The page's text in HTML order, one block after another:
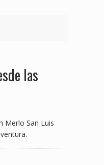
las
Merlo San Luis